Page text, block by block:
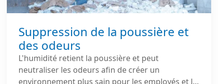
Suppression de la poussière et
des odeurs
L'humidité retient la poussière et peut
neutraliser les odeurs afin de créer un
environnement plus sain pour les employés et le